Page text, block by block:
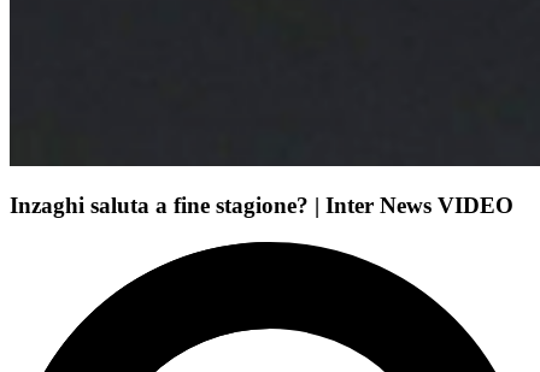
Inzaghi saluta a fine stagione? | Inter News VIDEO